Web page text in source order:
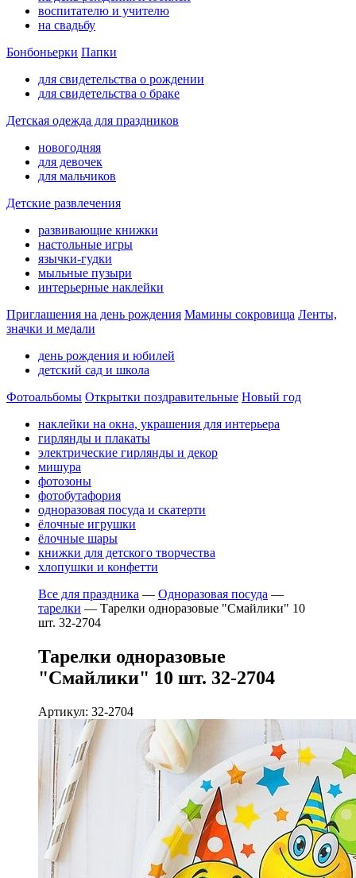
воспитателю и учителю
на свадьбу
Бонбоньерки Папки
для свидетельства о рождении
для свидетельства о браке
Детская одежда для праздников
новогодняя
для девочек
для мальчиков
Детские развлечения
развивающие книжки
настольные игры
язычки-гудки
мыльные пузыри
интерьерные наклейки
Приглашения на день рождения Мамины сокровища Ленты,
значки и медали
день рождения и юбилей
детский сад и школа
Фотоальбомы Открытки поздравительные Новый год
наклейки на окна, украшения для интерьера
гирлянды и плакаты
электрические гирлянды и декор
мишура
фотозоны
фотобутафория
одноразовая посуда и скатерти
ёлочные игрушки
ёлочные шары
книжки для детского творчества
хлопушки и конфетти
Все для праздника — Одноразовая посуда —
тарелки — Тарелки одноразовые "Смайлики" 10
шт. 32-2704
Тарелки одноразовые
"Смайлики" 10 шт. 32-2704
Артикул: 32-2704